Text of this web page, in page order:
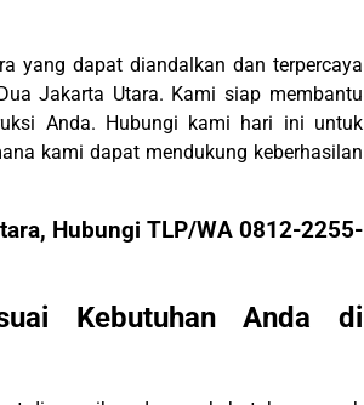
yang dapat diandalkan dan terpercaya
Jakarta Utara. Kami siap membantu
Anda. Hubungi kami hari ini untuk
kami dapat mendukung keberhasilan
Hubungi TLP/WA 0812-2255-
Kebutuhan Anda di